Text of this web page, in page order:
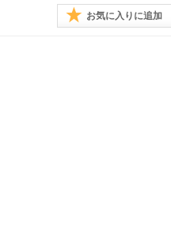
お気に入りに追加